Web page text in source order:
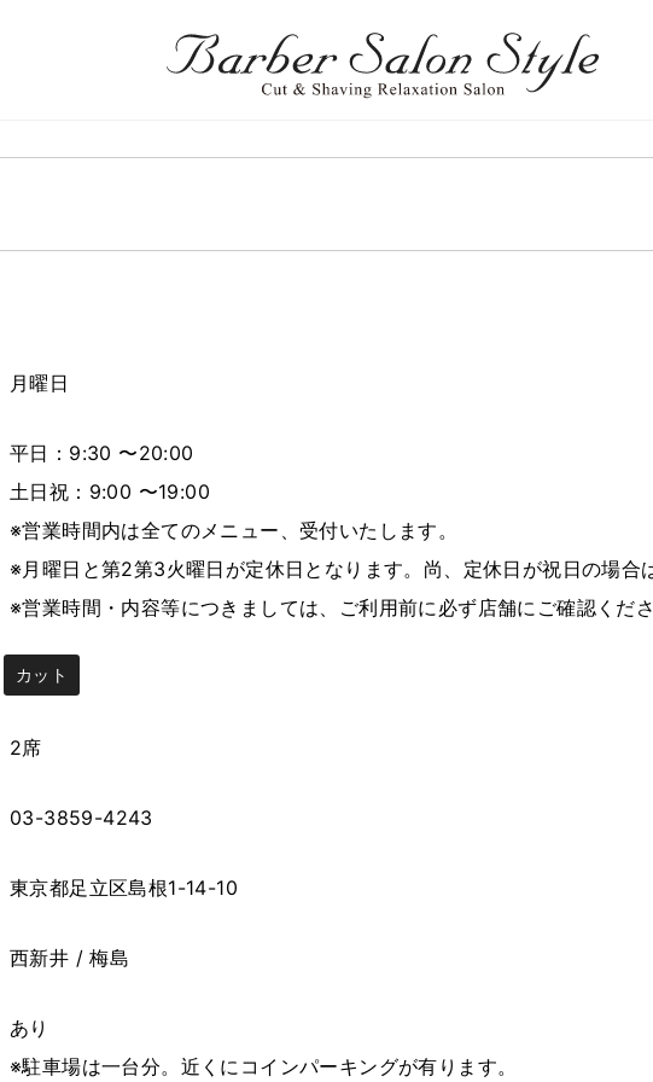
月曜日
平日：9:30 〜20:00
土日祝：9:00 〜19:00
※営業時間内は全てのメニュー、受付いたします。
※月曜日と第2第3火曜日が定休日となります。尚、定休日が祝日の場合
※営業時間・内容等につきましては、ご利用前に必ず店舗にご確認くださ
カット
2席
03-3859-4243
東京都足立区島根1-14-10
西新井 / 梅島
あり
※駐車場は一台分。近くにコインパーキングが有ります。